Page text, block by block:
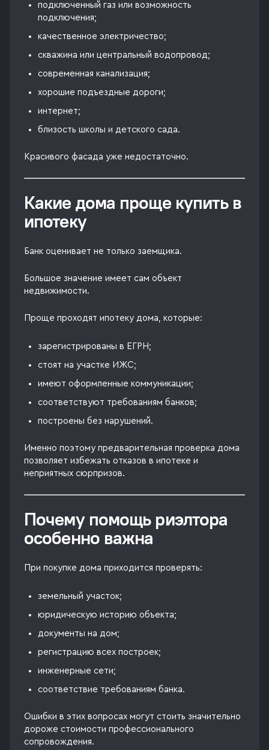
подключенный газ или возможность
подключения;
качественное электричество;
скважина или центральный водопровод;
современная канализация;
хорошие подъездные дороги;
интернет;
близость школы и детского сада.
Красивого фасада уже недостаточно.
Какие дома проще купить в
ипотеку
Банк оценивает не только заемщика.
Большое значение имеет сам объект
недвижимости.
Проще проходят ипотеку дома, которые:
зарегистрированы в ЕГРН;
стоят на участке ИЖС;
имеют оформленные коммуникации;
соответствуют требованиям банков;
построены без нарушений.
Именно поэтому предварительная проверка дома
позволяет избежать отказов в ипотеке и
неприятных сюрпризов.
Почему помощь риэлтора
особенно важна
При покупке дома приходится проверять:
земельный участок;
юридическую историю объекта;
документы на дом;
регистрацию всех построек;
инженерные сети;
соответствие требованиям банка.
Ошибки в этих вопросах могут стоить значительно
дороже стоимости профессионального
сопровождения.